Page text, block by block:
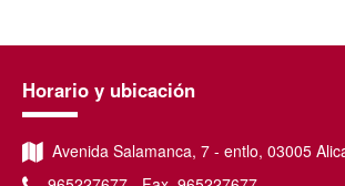
Horario y ubicación
Avenida Salamanca, 7 - entlo, 03005